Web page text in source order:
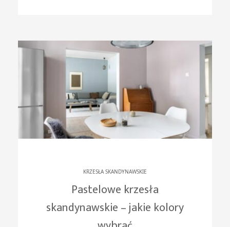
KRZESŁA SKANDYNAWSKIE
Pastelowe krzesła
skandynawskie – jakie kolory